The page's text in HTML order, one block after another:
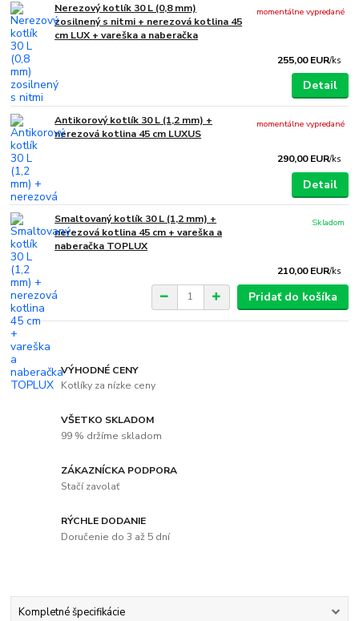
Nerezový kotlík 30 L (0,8 mm)
zosilnený s nitmi + nerezová kotlina 45
cm LUX + vareška a naberačka
255,00 EUR/ks
momentálne vypredané
Detail
Antikorový kotlík 30 L (1,2 mm) +
nerezová kotlina 45 cm LUXUS
290,00 EUR/ks
momentálne vypredané
Detail
Smaltovaný kotlík 30 L (1,2 mm) +
nerezová kotlina 45 cm + vareška a
naberačka TOPLUX
210,00 EUR/ks
Skladom
Pridať do košíka
VÝHODNÉ CENY
Kotlíky za nízke ceny
VŠETKO SKLADOM
99 % držíme skladom
ZÁKAZNÍCKA PODPORA
Stačí zavolať
RÝCHLE DODANIE
Doručenie do 3 až 5 dní
Kompletné špecifikácie